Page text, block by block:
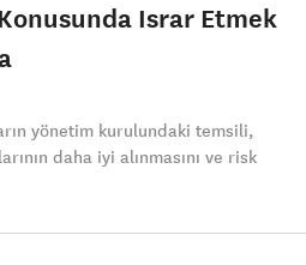
Israr Etmek
yönetim kurulundaki temsili,
daha iyi alınmasını ve risk